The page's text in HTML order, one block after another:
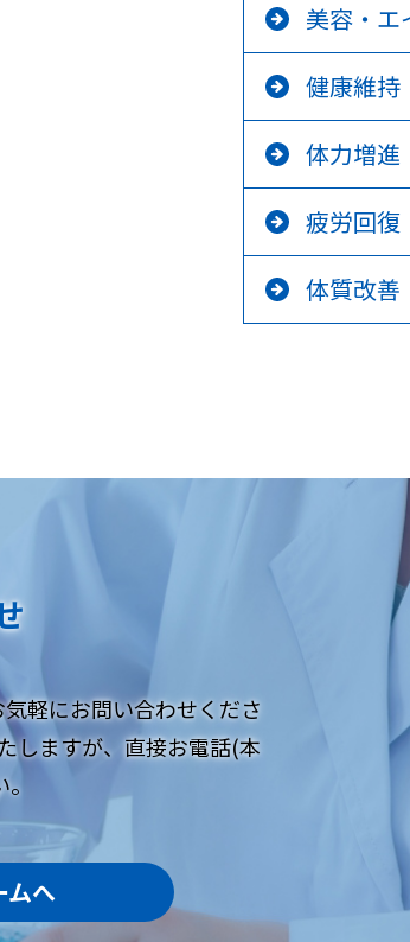
美容・エ
健康維持
体力増進
疲労回復
体質改善
軽にお問い合わせくださ
しますが、直接お電話(本
ムへ